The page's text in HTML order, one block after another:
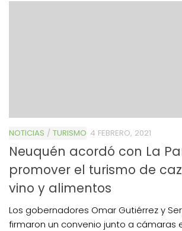
NOTICIAS / TURISMO 4 FEBRERO, 2021
Neuquén acordó con La
promover el turismo de
vino y alimentos
Los gobernadores Omar Gutiérrez y
firmaron un convenio junto a cámaras